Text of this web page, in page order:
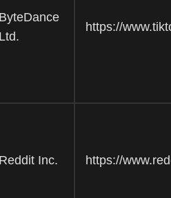
ByteDance
Ltd.
https://
Reddit Inc. https://